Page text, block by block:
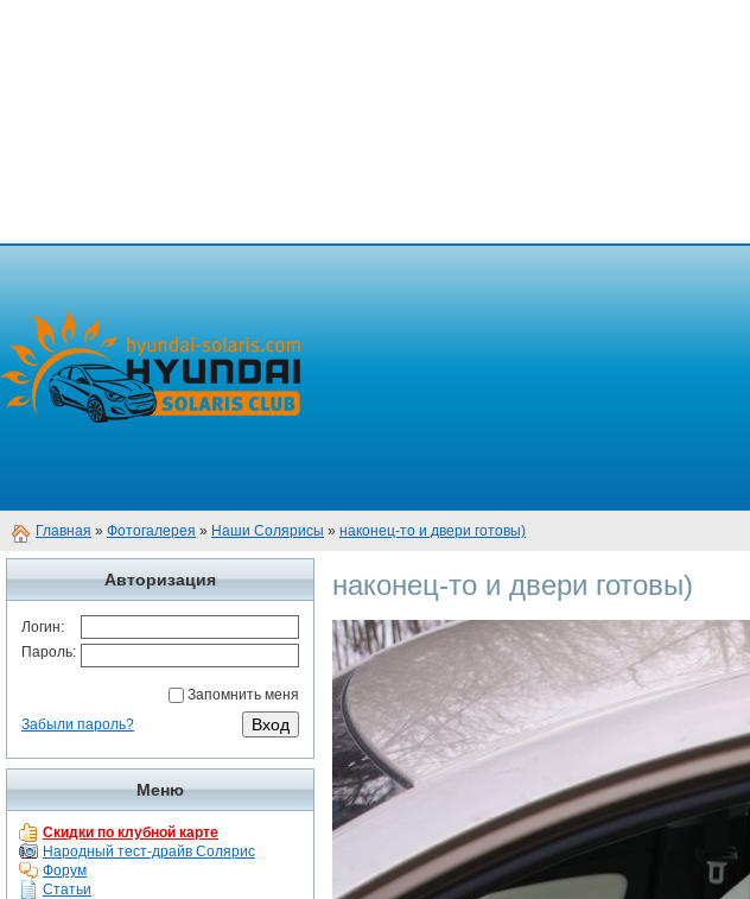
Главная » Фотогалерея » Наши Солярисы » наконец-то и двери готовы)
Авторизация
Логин:
Пароль:
Запомнить меня
Забыли пароль?
Меню
Скидки по клубной карте
Народный тест-драйв Солярис
Форум
Статьи
наконец-то и двери готовы)